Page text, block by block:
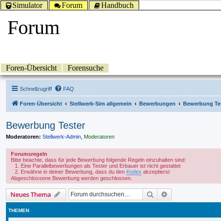
Simulator Forum Handbuch
Forum
Foren-Übersicht Forensuche
Schnellzugriff FAQ
Foren-Übersicht Stellwerk-Sim allgemein Bewerbungen Bewerbung
Bewerbung Tester
Moderatoren: Stellwerk-Admin Moderatoren
Forumsregeln
Bitte beachte, dass für jede Bewerbung folgende Regeln einzuhalten sind:
Eine Parallelbewerbungen als Tester und Erbauer ist nicht gestattet
Erwähne in deiner Bewerbung, dass du den Kodex akzeptierst
Abgeschlossene Bewerbung werden geschlossen.
Neues Thema Suche
THEMEN